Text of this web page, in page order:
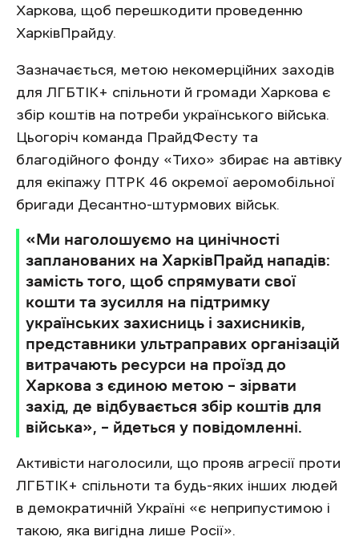
Харкова, щоб перешкодити проведенню
ХарківПрайду.
Зазначається, метою некомерційних заходів
для ЛГБТІК+ спільноти й громади Харкова є
збір коштів на потреби українського війська.
Цьогоріч команда ПрайдФесту та
благодійного фонду «Тихо» збирає на автівку
для екіпажу ПТРК 46 окремої аеромобільної
бригади Десантно-штурмових військ.
«Ми наголошуємо на цинічності
запланованих на ХарківПрайд нападів:
замість того, щоб спрямувати свої
кошти та зусилля на підтримку
українських захисниць і захисників,
представники ультраправих організацій
витрачають ресурси на проїзд до
Харкова з єдиною метою – зірвати
захід, де відбувається збір коштів для
війська», – йдеться у повідомленні.
Активісти наголосили, що прояв агресії проти
ЛГБТІК+ спільноти та будь-яких інших людей
в демократичній Україні «є неприпустимою і
такою, яка вигідна лише Росії».